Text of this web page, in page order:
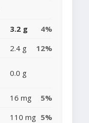
3.2 g
4%
2.4 g
12%
0.0 g
16 mg
5%
110 mg 5%